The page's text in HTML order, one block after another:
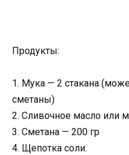
Продукты:
1. Мука — 2 стакана
сметаны)
2. Сливочное масло или
3. Сметана — 200 гр
4. Щепотка соли.